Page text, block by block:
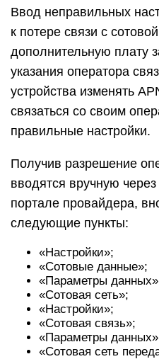
Ввод неправильных
к потере связи с
дополнительную плату
указания оператора
устройства изменять
связаться со своим
правильные настройки.
Получив разрешение
вводятся вручную
портале провайдера,
следующие пункты:
«Настройки»;
«Сотовые данные»;
«Параметры
«Сотовая сеть»;
«Настройки»;
«Сотовая связь»;
«Параметры
«Сотовая сеть